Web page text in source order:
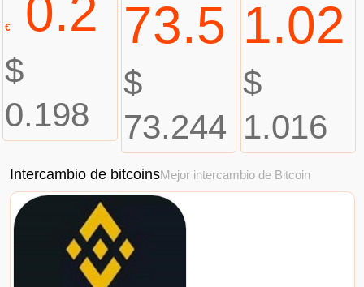
€0.2
$
0.198
73.5
$
73.244
1.02
$
1.016
Intercambio de bitcoinsMejor intercambio de Bitcoin